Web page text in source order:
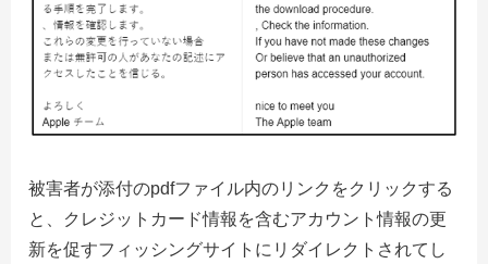
被害者が添付のpdfファイル内のリンクをクリックする
と、クレジットカード情報を含むアカウント情報の更
新を促すフィッシングサイトにリダイレクトされてし